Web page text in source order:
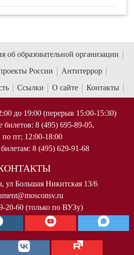
об образовательной организации
России
Антитеррор
Ссылки О сайте Контакты
до 19:00 (перерыв 15:00-15:30)
билетов: 8 (495) 695-89-05,
по пт; 12:00-18:00
8 (495) 629-91-68
ул Большая Никитская 13/6
20-60 (только по ВУЗу)